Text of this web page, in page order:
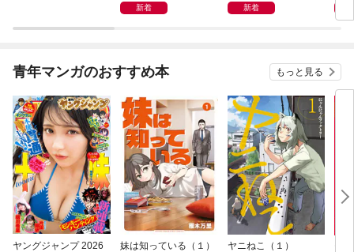
新着 新着
青年マンガのおすすめ本 もっと見る
ヤングジャンプ 2026
妹は知っている（１） ヤニねこ（１）